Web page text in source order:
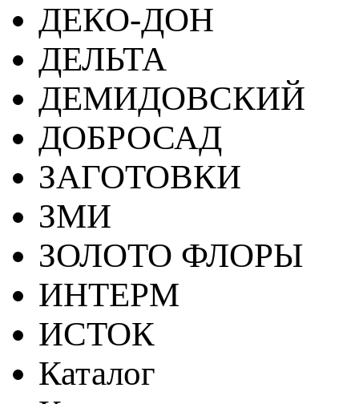
ДЕКО-ДОН
ДЕЛЬТА
ДЕМИДОВСКИЙ
ДОБРОСАД
ЗАГОТОВКИ
ЗМИ
ЗОЛОТО ФЛОРЫ
ИНТЕРМ
ИСТОК
Каталог